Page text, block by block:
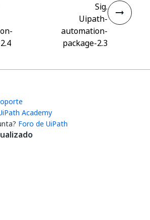
Sig.
Uipath-
automation-
package-2.3
Academy
Foro de UiPath